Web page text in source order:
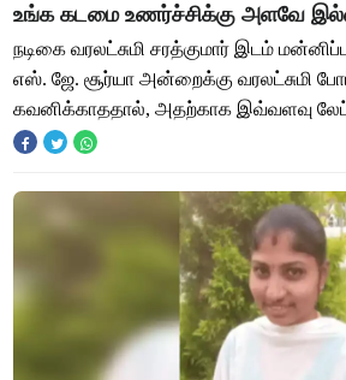
உங்க கடமை உணர்ச்சிக்கு அளவே
நடிகை வரலட்சுமி சரத்குமார் இடம் மன்னிப்பு
எஸ். ஜே. சூர்யா அன்றைக்கு வரலட்சுமி
கவனிக்காததால், அதற்காக இவ்வளவு
கேட்பது என்று நெட்டிசன்கள் கமெண்ட்